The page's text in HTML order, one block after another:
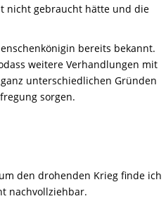
nicht gebraucht hätte und die
bereits bekannt.
weitere Verhandlungen mit
unterschiedlichen Gründen
sorgen.
den drohenden Krieg finde ich
nachvollziehbar.